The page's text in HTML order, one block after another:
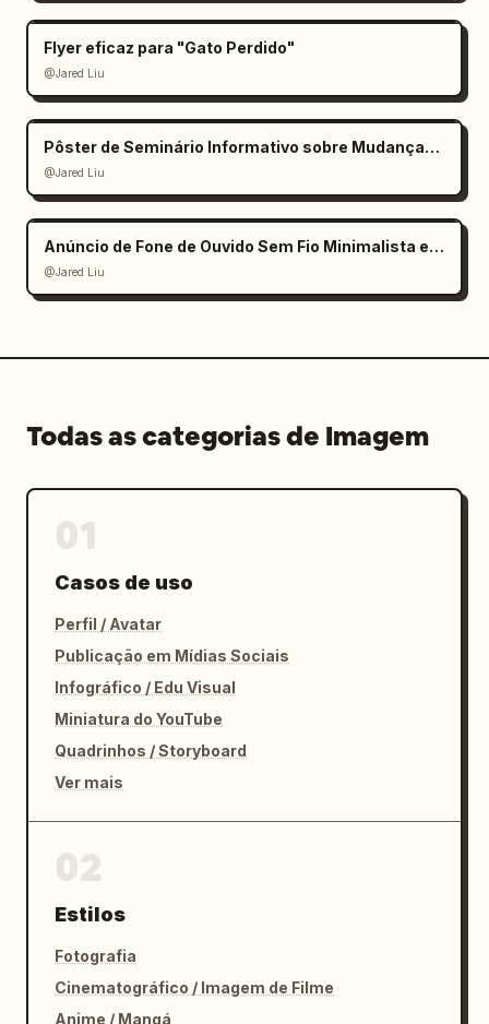
Flyer eficaz para "Gato Perdido"
@Jared Liu
Pôster de Seminário Informativo sobre Mudanças Climáticas
@Jared Liu
Anúncio de Fone de Ouvido Sem Fio Minimalista e Elegante
@Jared Liu
Todas as categorias de Imagem
Casos de uso
Perfil / Avatar
Publicação em Mídias Sociais
Infográfico / Edu Visual
Miniatura do YouTube
Quadrinhos / Storyboard
Ver mais
Estilos
Fotografia
Cinematográfico / Imagem de Filme
Anime / Mangá